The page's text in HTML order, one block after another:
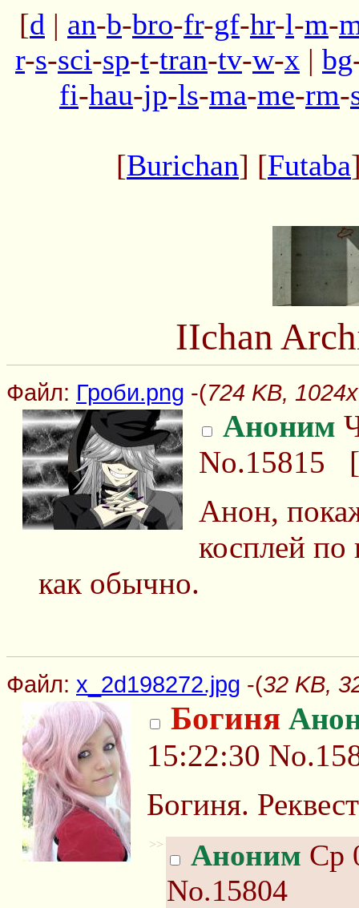
[d | an-b-bro-fr-gf-hr-l-m-
r-s-sci-sp-t-tran-tv-w-x | bg
fi-hau-jp-ls-ma-me-rm-
[Burichan] [Futaba
IIchan
Файл: Гроби.png -(724 KB,
Аноним
No.15815 [
Анон,
косплей
как обычно.
Файл: x_2d198272.jpg -(32 KB,
Богиня
15:22:30
Богиня.
>> Аноним Ср
No.15804